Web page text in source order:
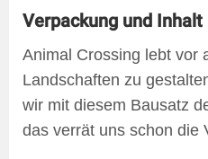
Verpackung und Inhalt
Animal Crossing lebt vor
Landschaften zu
wir mit diesem Bausatz
das verrät uns schon die